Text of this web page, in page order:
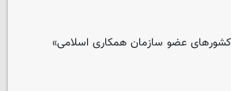
عضو سازمان همکاری اسلامی»